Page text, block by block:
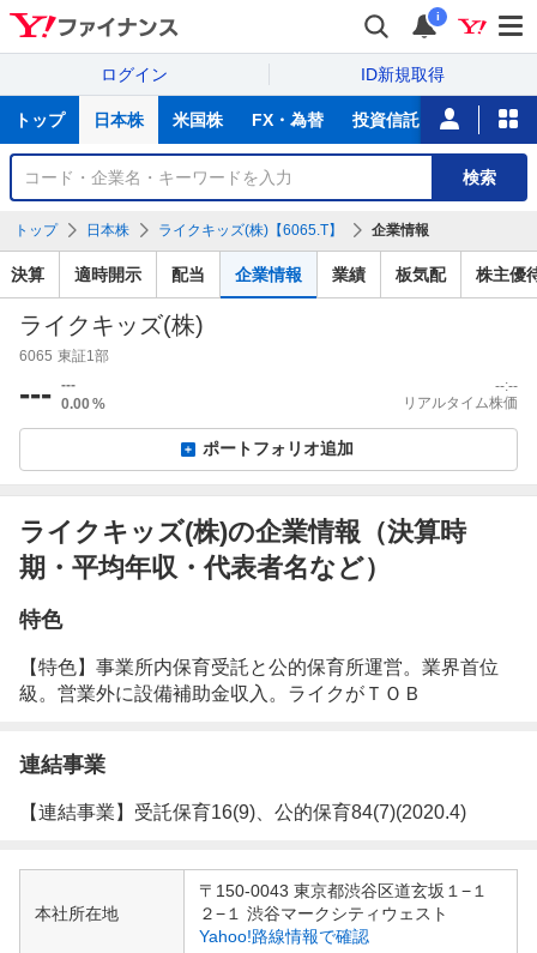
i
ログイン ID新規取得
サ
トップ 日本株 米国株 FX・為替 投資信託 ニュース
銘
検
索
検索
トップ 日本株 ライクキッズ(株)【6065.T】 企業情報
決算 適時開示 配当 企業情報 業績 板気配 株主優
ライクキッズ(株)
6065 東証1部
--- ---
0.00%
--:--
リアルタイム株価
ポートフォリオ追加
ライクキッズ(株)の企業情報（決算時
期・平均年収・代表者名など）
特色
【特色】事業所内保育受託と公的保育所運営。業界首位
級。営業外に設備補助金収入。ライクがＴＯＢ
連結事業
【連結事業】受託保育16(9)、公的保育84(7)(2020.4)
企
情本社所在地
〒150-0043 東京都渋谷区道玄坂１−１
２−１ 渋谷マークシティウェスト
Yahoo!路線情報で確認